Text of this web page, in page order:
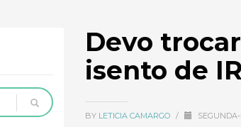
Devo
isento de
BY LETICIA CAMARGO /